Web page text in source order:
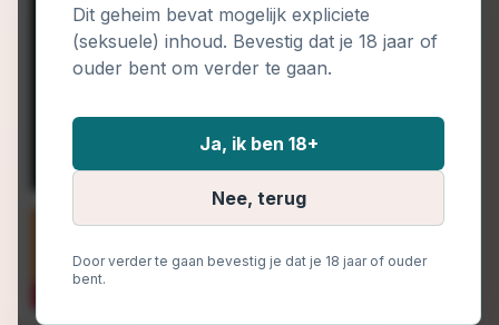
Dit geheim bevat mogelijk expliciete
(seksuele) inhoud. Bevestig dat je 18 jaar of
ouder bent om verder te gaan.
Ja, ik ben 18+
Nee, terug
Door verder te gaan bevestig je dat je 18 jaar of ouder
bent.